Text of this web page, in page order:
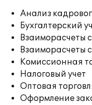
Анализ
Бухгалтерский
Взаиморасчеты
Взаиморасчеты
Комиссионная
Налоговый учет
Оптовая
Оформление